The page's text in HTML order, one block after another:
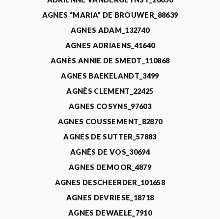
AGNES “MARIA” DE BROUWER_88639
AGNES ADAM_132740
AGNES ADRIAENS_41640
AGNÈS ANNIE DE SMEDT_110868
AGNES BAEKELANDT_3499
AGNÈS CLEMENT_22425
AGNES COSYNS_97603
AGNES COUSSEMENT_82870
AGNES DE SUTTER_57883
AGNÈS DE VOS_30694
AGNES DEMOOR_4879
AGNES DESCHEERDER_101658
AGNES DEVRIESE_18718
AGNES DEWAELE_7910